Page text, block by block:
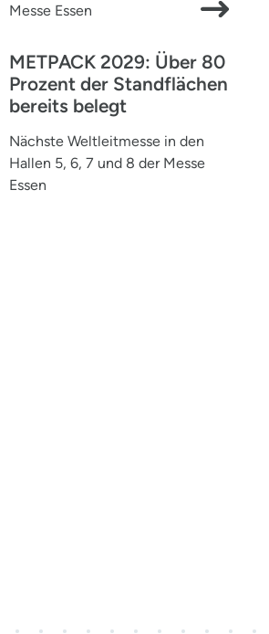
Messe Essen
METPACK 2029: Über 80
Prozent der Standflächen
bereits belegt
Nächste Weltleitmesse in den
Hallen 5, 6, 7 und 8 der Messe
Essen